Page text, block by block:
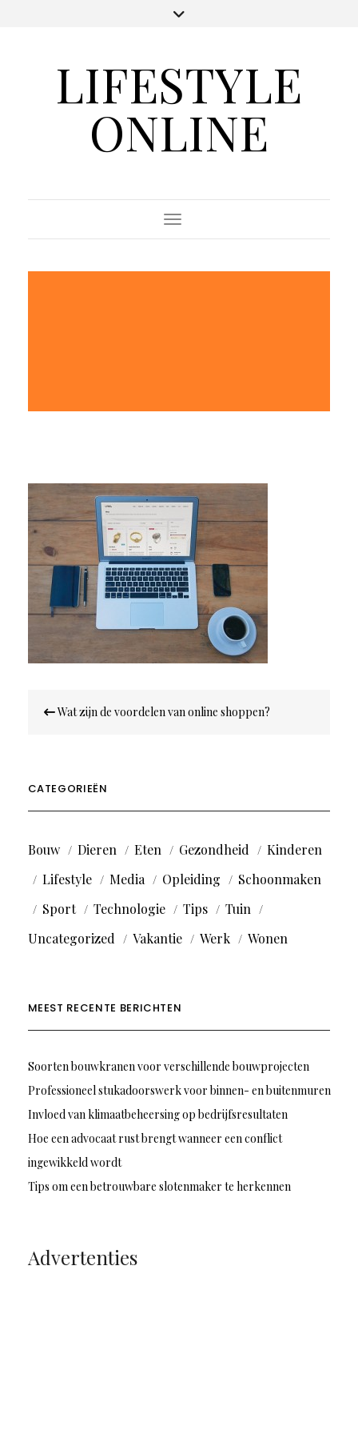
LIFESTYLE
ONLINE
Toggle Navigation
navigatie
Wat zijn de voordelen van online shoppen?
CATEGORIEËN
Bouw Dieren Eten Gezondheid
Kinderen
Lifestyle
Media Opleiding
Schoonmaken
Sport
Technologie Tips
Tuin
Uncategorized
Vakantie Werk Wonen
MEEST RECENTE BERICHTEN
Soorten bouwkranen voor verschillende bouwprojecten
Professioneel stukadoorswerk voor binnen- en buitenmuren
Invloed van klimaatbeheersing op bedrijfsresultaten
Hoe een advocaat rust brengt wanneer een conflict
ingewikkeld wordt
Tips om een betrouwbare slotenmaker te herkennen
Advertenties